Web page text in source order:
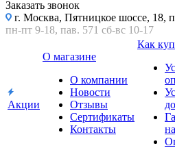
Заказать звонок
г. Москва, Пятницкое шоссе, 18,
пн-пт 9-18, пав. 571 сб-вс 10-17
Акции
О магазине
О компании
Новости
Отзывы
Сертификаты
Контакты
Как